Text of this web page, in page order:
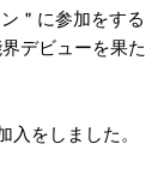
＂に参加をする
デビューを果た
をしました。